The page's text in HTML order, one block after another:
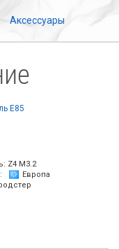
Аксессуары
E85
Z4 M3.2
Европа